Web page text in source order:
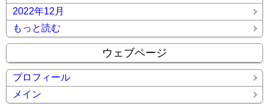
2022年12月
もっと読む
ウェブページ
プロフィール
メイン